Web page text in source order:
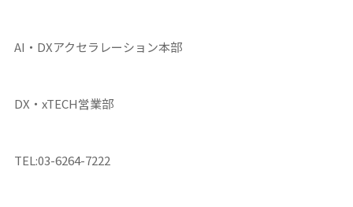
AI・DXアクセラレーション本部
DX・xTECH営業部
TEL:03-6264-7222